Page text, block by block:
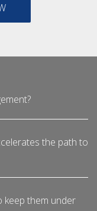
the path to
keep them under